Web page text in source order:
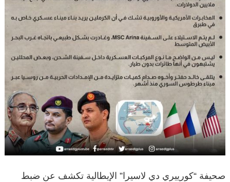
صحيفة “كورييري دي لاسيرا” الإيطالية تكشف عن ضبط